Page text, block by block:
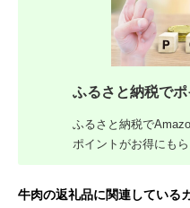
ふるさと納税でポ
ふるさと納税で
ポイントがお得にも
牛肉の返礼品に関連している